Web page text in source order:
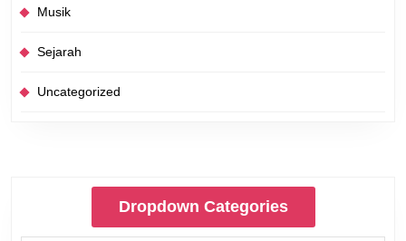
Musik
Sejarah
Uncategorized
Dropdown Categories